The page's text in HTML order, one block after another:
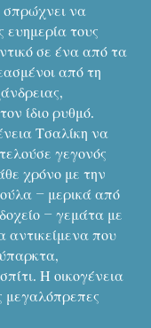
σπρώχνει να
ευημερία τους
σε ένα από τα
από τη
ίδιο ρυθμό.
Τσαλίκη να
γεγονός
χρόνο με την
– μερικά από
– γεμάτα με
που
Η οικογένεια
μεγαλόπρεπες